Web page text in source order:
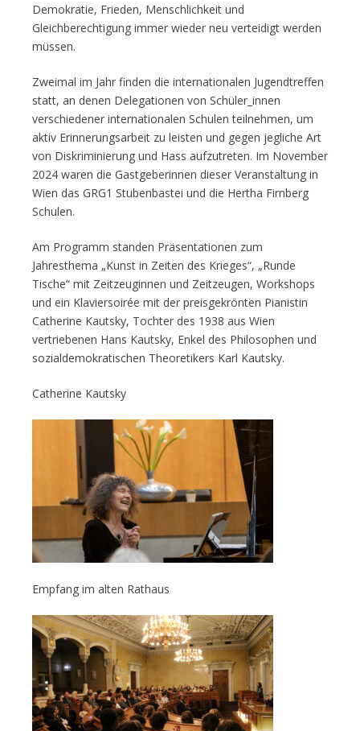
Demokratie, Frieden, Menschlichkeit und
Gleichberechtigung immer wieder neu verteidigt werden
müssen.
Zweimal im Jahr finden die internationalen Jugendtreffen
statt, an denen Delegationen von Schüler_innen
verschiedener internationalen Schulen teilnehmen, um
aktiv Erinnerungsarbeit zu leisten und gegen jegliche Art
von Diskriminierung und Hass aufzutreten. Im November
2024 waren die Gastgeberinnen dieser Veranstaltung in
Wien das GRG1 Stubenbastei und die Hertha Firnberg
Schulen.
Am Programm standen Präsentationen zum
Jahresthema „Kunst in Zeiten des Krieges“, „Runde
Tische“ mit Zeitzeuginnen und Zeitzeugen, Workshops
und ein Klaviersoirée mit der preisgekrönten Pianistin
Catherine Kautsky, Tochter des 1938 aus Wien
vertriebenen Hans Kautsky, Enkel des Philosophen und
sozialdemokratischen Theoretikers Karl Kautsky.
Catherine Kautsky
Empfang im alten Rathaus